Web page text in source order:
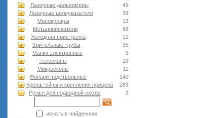
49
Лазерные дальномеры
39
Лазерные целеуказатели
13
Монокуляры
68
Металлоискатели
12
Холодная пристрелка
35
Зрительные трубы
9
Манки электронные
19
Телескопы
11
Микроскопы
140
Фонари подствольные
283
Кронштейны и крепления прицела
3
Ружья для подводной оxоты
искать в найденном